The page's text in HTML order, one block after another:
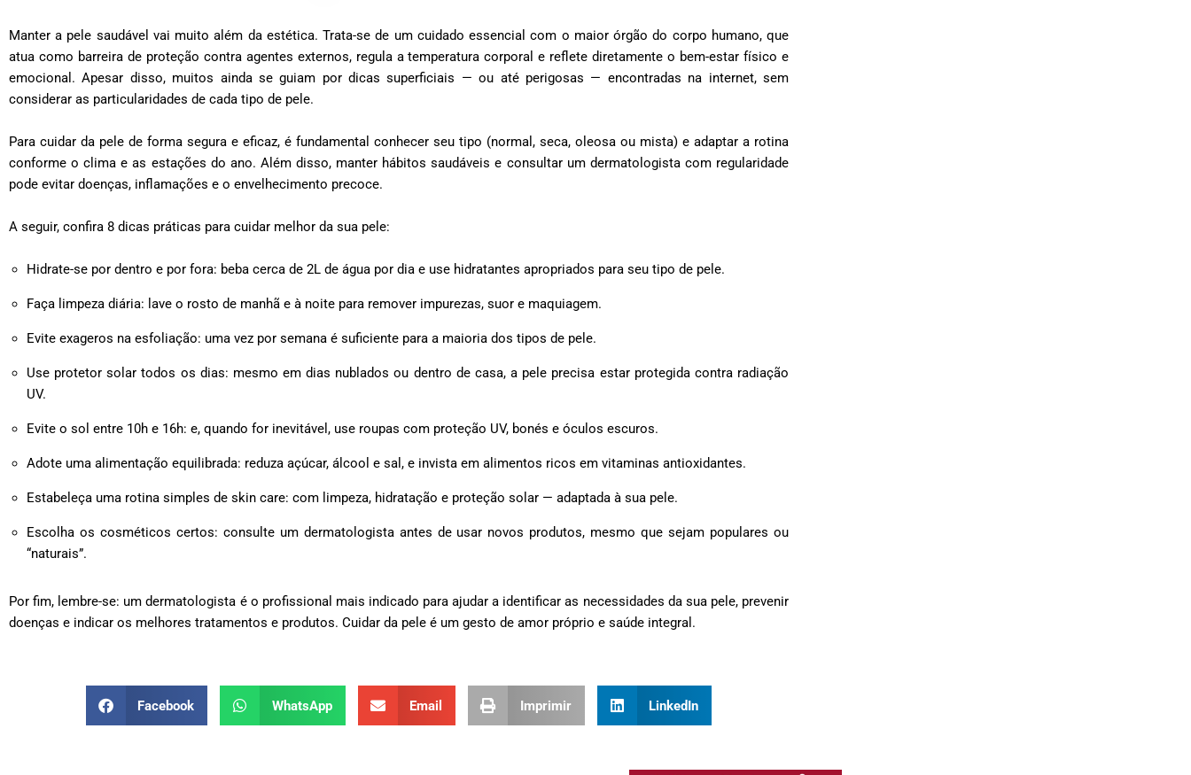
Manter a pele saudável vai muito além da estética. Trata-se de um cuidado essencial com o maior órgão do corpo humano, que
atua como barreira de proteção contra agentes externos, regula a temperatura corporal e reflete diretamente o bem-estar físico e
emocional. Apesar disso, muitos ainda se guiam por dicas superficiais — ou até perigosas — encontradas na internet, sem
considerar as particularidades de cada tipo de pele.
Para cuidar da pele de forma segura e eficaz, é fundamental conhecer seu tipo (normal, seca, oleosa ou mista) e adaptar a rotina
conforme o clima e as estações do ano. Além disso, manter hábitos saudáveis e consultar um dermatologista com regularidade
pode evitar doenças, inflamações e o envelhecimento precoce.
A seguir, confira 8 dicas práticas para cuidar melhor da sua pele:
Hidrate-se por dentro e por fora: beba cerca de 2L de água por dia e use hidratantes apropriados para seu tipo de pele.
Faça limpeza diária: lave o rosto de manhã e à noite para remover impurezas, suor e maquiagem.
Evite exageros na esfoliação: uma vez por semana é suficiente para a maioria dos tipos de pele.
Use protetor solar todos os dias: mesmo em dias nublados ou dentro de casa, a pele precisa estar protegida contra radiação
UV.
Evite o sol entre 10h e 16h: e, quando for inevitável, use roupas com proteção UV, bonés e óculos escuros.
Adote uma alimentação equilibrada: reduza açúcar, álcool e sal, e invista em alimentos ricos em vitaminas antioxidantes.
Estabeleça uma rotina simples de skin care: com limpeza, hidratação e proteção solar — adaptada à sua pele.
Escolha os cosméticos certos: consulte um dermatologista antes de usar novos produtos, mesmo que sejam populares ou
“naturais”.
Por fim, lembre-se: um dermatologista é o profissional mais indicado para ajudar a identificar as necessidades da sua pele, prevenir
doenças e indicar os melhores tratamentos e produtos. Cuidar da pele é um gesto de amor próprio e saúde integral.
Facebook WhatsApp Email Imprimir LinkedIn